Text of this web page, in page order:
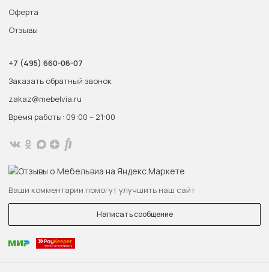
Оферта
Отзывы
+7 (495) 660-06-07
Заказать обратный звонок
zakaz@mebelvia.ru
Время работы: 09:00 – 21:00
Ваши комментарии помогут улучшить наш сайт
Написать сообщение